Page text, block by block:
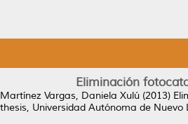
Eliminación
Martínez Vargas, Daniela Xulú (2013)
thesis, Universidad Autónoma de Nuevo